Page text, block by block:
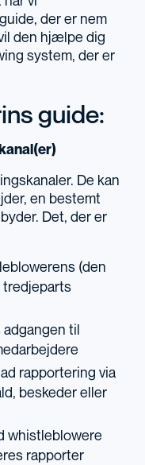
der er nem
den hjælpe dig
system, der er
guide:
De kan
en bestemt
Det, der er
(den
tredjeparts
til
rapportering via
beskeder eller
whistleblowere
rapporter